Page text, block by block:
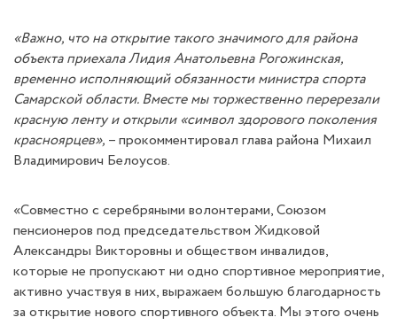
«Важно, что на открытие такого значимого для района
объекта приехала Лидия Анатольевна Рогожинская,
временно исполняющий обязанности министра спорта
Самарской области. Вместе мы торжественно перерезали
красную ленту и открыли «символ здорового поколения
красноярцев», – прокомментировал глава района Михаил
Владимирович Белоусов.
«Совместно с серебряными волонтерами, Союзом
пенсионеров под председательством Жидковой
Александры Викторовны и обществом инвалидов,
которые не пропускают ни одно спортивное мероприятие,
активно участвуя в них, выражаем большую благодарность
за открытие нового спортивного объекта. Мы этого очень